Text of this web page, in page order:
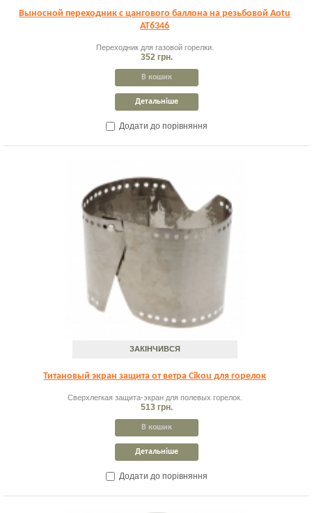
Выносной переходник с цангового баллона на резьбовой Aotu
AT6346
Переходник для газовой горелки.
352 грн.
В кошик
Детальніше
Додати до порівняння
ЗАКІНЧИВСЯ
Титановый экран защита от ветра Cikou для горелок
Сверхлегкая защита-экран для полевых горелок.
513 грн.
В кошик
Детальніше
Додати до порівняння